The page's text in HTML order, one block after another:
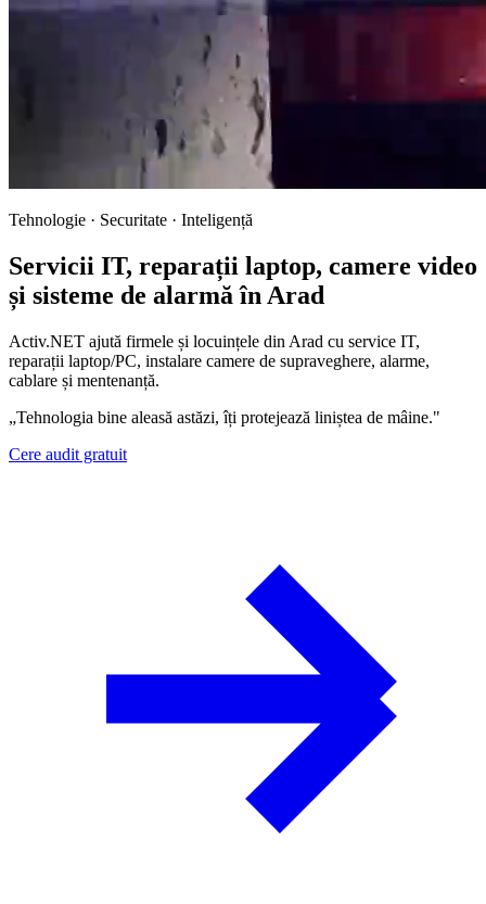
Tehnologie · Securitate · Inteligență
Servicii IT, reparații laptop, camere video
și sisteme de alarmă în Arad
Activ.NET ajută firmele și locuințele din Arad cu service IT,
reparații laptop/PC, instalare camere de supraveghere, alarme,
cablare și mentenanță.
„Tehnologia bine aleasă astăzi, îți protejează liniștea de mâine."
Cere audit gratuit